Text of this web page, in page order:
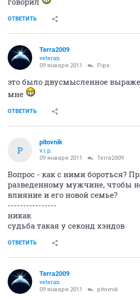
ОТВЕТИТЬ
Terra2009
veteran
09 января 2011 Pipe
это было двусмысленное
мне
ОТВЕТИТЬ
P
pitovnik
v.i.p.
09 января 2011 Terra2009
Вопрос - как с ними бороться?
разведенному мужчине, чтобы
влияние и его новой семье?
----------------
никак
судьба такая у секонд хэндов
ОТВЕТИТЬ
Terra2009
veteran
09 января 2011 pitovnik